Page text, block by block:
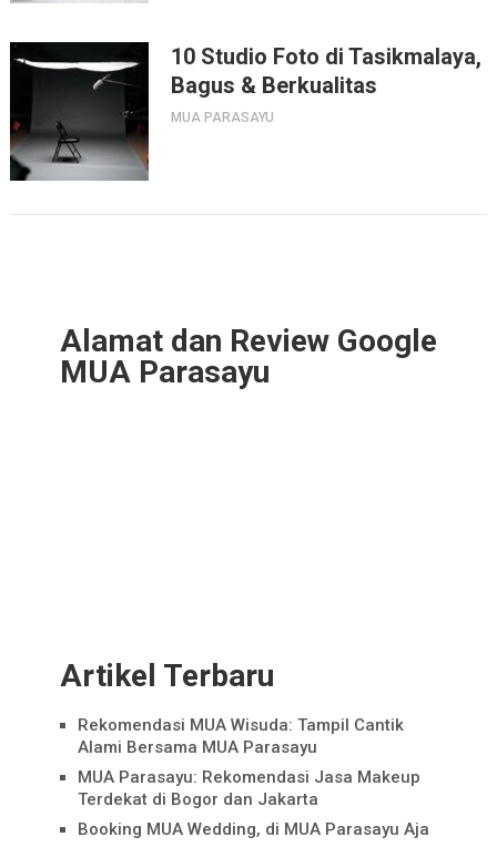
10 Studio Foto di Tasikmalaya,
Bagus & Berkualitas
MUA PARASAYU
Alamat dan Review Google
MUA Parasayu
Artikel Terbaru
Rekomendasi MUA Wisuda: Tampil Cantik
Alami Bersama MUA Parasayu
MUA Parasayu: Rekomendasi Jasa Makeup
Terdekat di Bogor dan Jakarta
Booking MUA Wedding, di MUA Parasayu Aja